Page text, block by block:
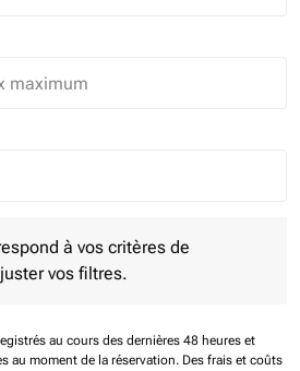
trip Selected
à vos critères de
vos filtres.
au cours des dernières 48 heures et
au moment de la réservation. Des frais et coûts